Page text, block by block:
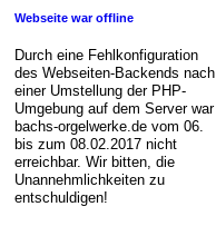
Webseite war offline
Durch eine Fehlkonfiguration
des Webseiten-Backends nach
einer Umstellung der PHP-
Umgebung auf dem Server war
bachs-orgelwerke.de vom 06.
bis zum 08.02.2017 nicht
erreichbar. Wir bitten, die
Unannehmlichkeiten zu
entschuldigen!